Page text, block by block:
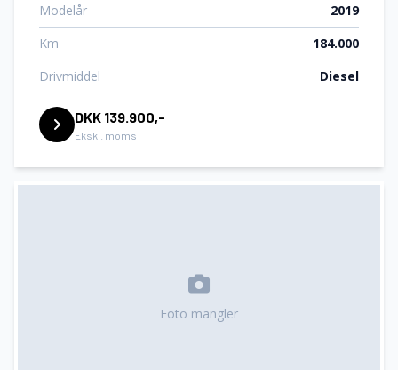
Modelår
2019
Km
184.000
Drivmiddel
Diesel
DKK 139.900,-
Ekskl. moms
Foto mangler